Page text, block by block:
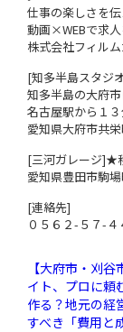
仕事の楽しさを
動画×WEBで求
株式会社フィル
[知多半島スタジ
知多半島の大府
名古屋駅から１
愛知県大府市共
[三河ガレージ]★
愛知県豊田市駒
[連絡先]
０５６２-５７-４
【大府市・刈谷
イト、プロに頼
作る？地元の経
すべき「費用と